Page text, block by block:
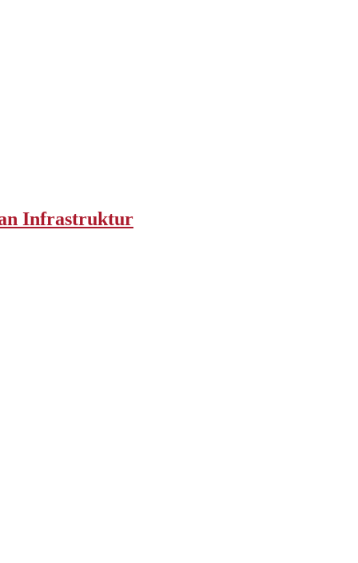
Infrastruktur